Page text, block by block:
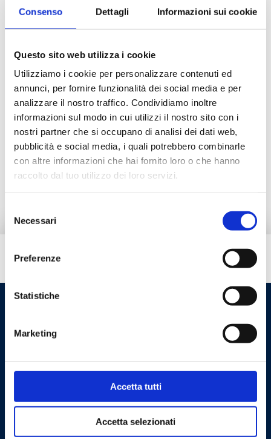
Consenso Dettagli Informazioni sui cookie
Questo sito web utilizza i cookie
Utilizziamo i cookie per personalizzare contenuti ed
annunci, per fornire funzionalità dei social media e per
analizzare il nostro traffico. Condividiamo inoltre
informazioni sul modo in cui utilizzi il nostro sito con i
nostri partner che si occupano di analisi dei dati web,
pubblicità e social media, i quali potrebbero combinarle
con altre informazioni che hai fornito loro o che hanno
raccolto dal tuo utilizzo dei loro servizi.
delNecessari
Preferenze
Statistiche
Marketing
Accetta tutti
Accetta selezionati
Описание
Документация
Альтернативная продукция